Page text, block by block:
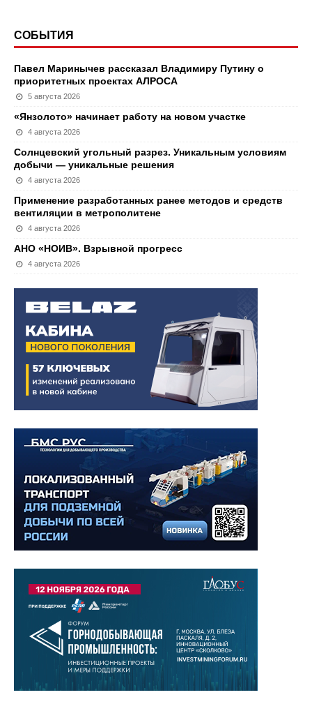
СОБЫТИЯ
Павел Маринычев рассказал Владимиру Путину о
приоритетных проектах АЛРОСА
5 августа 2026
«Янзолото» начинает работу на новом участке
4 августа 2026
Солнцевский угольный разрез. Уникальным условиям
добычи — уникальные решения
4 августа 2026
Применение разработанных ранее методов и средств
вентиляции в метрополитене
4 августа 2026
АНО «НОИВ». Взрывной прогресс
4 августа 2026